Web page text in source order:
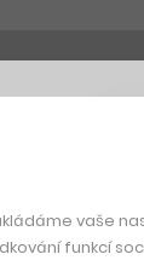
vaše
funkcí